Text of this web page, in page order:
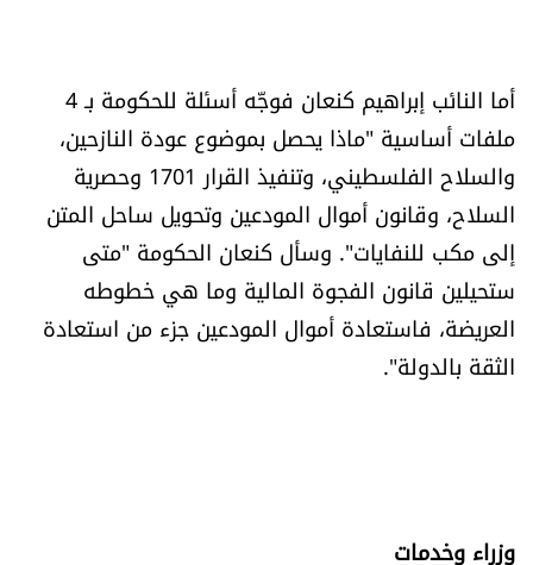
أما النائب إبراهيم كنعان فوجّه أسئلة للحكومة بـ 4
ملفات أساسية "ماذا يحصل بموضوع عودة النازحين،
والسلاح الفلسطيني، وتنفيذ القرار 1701 وحصرية
السلاح، وقانون أموال المودعين وتحويل ساحل المتن
إلى مكب للنفايات". وسأل كنعان الحكومة "متى
ستحيلين قانون الفجوة المالية وما هي خطوطه
العريضة، فاستعادة أموال المودعين جزء من استعادة
الثقة بالدولة".
وزراء وخدمات